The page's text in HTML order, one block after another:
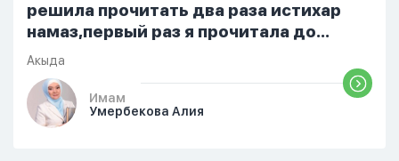
решила прочитать два раза истихар
намаз,первый раз я прочитала до
«Аср» намаза и сначала было
тревожно,позже стало спокойно и в
голову начали лезть только хорошие
мысли,во второй раз когда я решила в
Акыда
Имам
Умербекова Алия